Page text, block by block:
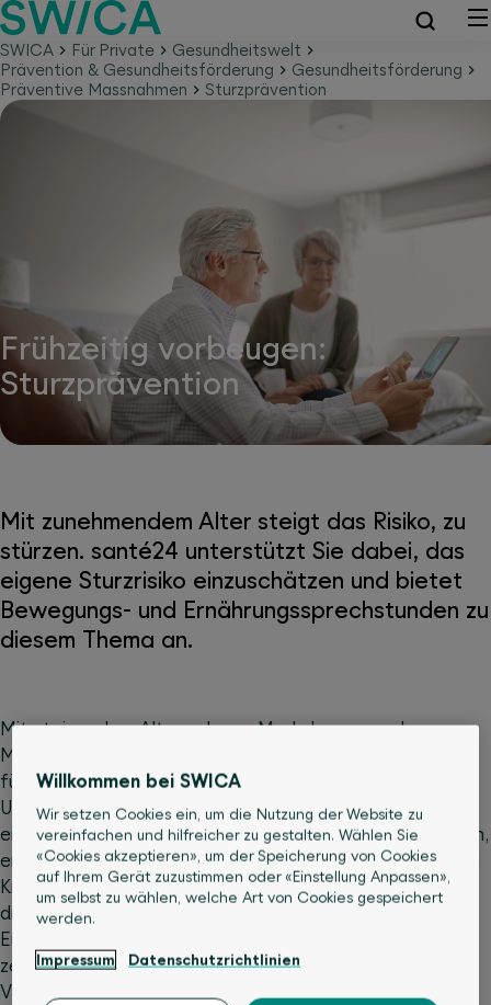
SWICA Für Private
Gesundheitswelt
Prävention & Gesundheitsförderung
Gesundheitsförderung
Präventive Massnahmen
Sturzprävention
Frühzeitig vorbeugen:
Sturzprävention
Mit zunehmendem Alter steigt das Risiko, zu
stürzen. santé24 unterstützt Sie dabei, das
eigene Sturzrisiko einzuschätzen und bietet
Bewegungs- und Ernährungssprechstunden zu
diesem Thema an.
Mit steigendem Alter nehmen Muskelmasse und
Muskelkraft kontinuierlich ab, was die Wahrscheinlichkeit
für Stürze und damit verbundene Verletzungen erhöht.
Um diesen Veränderungen entgegenzuwirken und die
eigene Beweglichkeit sowie Selbständigkeit zu bewahren,
empfiehlt sich ein frühzeitiges und gezieltes Körper- und
Krafttraining. Auch eine ausgewogene Ernährung ist in
diesem Zusammenhang zentral. Im Alter ist der
Energiebedarf zwar geringer, aber der Bedarf an
zentralen Nährstoffen wie Proteinen, Calcium und
Vitamin D, damit Muskeln, Knochen und Gelenke ihre
Willkommen bei SWICA
Wir setzen Cookies ein, um die Nutzung der Website zu
vereinfachen und hilfreicher zu gestalten. Wählen Sie
«Cookies akzeptieren», um der Speicherung von Cookies
auf Ihrem Gerät zuzustimmen oder «Einstellung Anpassen»,
um selbst zu wählen, welche Art von Cookies gespeichert
werden.
Impressum Datenschutzrichtlinien